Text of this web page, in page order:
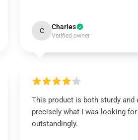
C Charles
Verified owner
This product is both sturdy and
precisely what I was looking
outstandingly.